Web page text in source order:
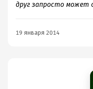
друг запросто может
19 января 2014